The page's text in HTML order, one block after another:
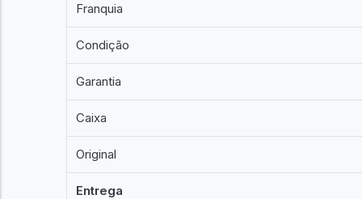
Franquia
Condição
Garantia
Caixa
Original
Entrega